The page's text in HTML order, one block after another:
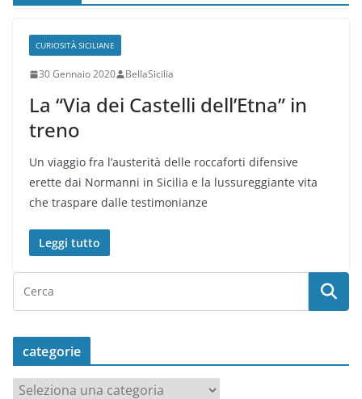
CURIOSITÀ SICILIANE
30 Gennaio 2020 BellaSicilia
La “Via dei Castelli dell’Etna” in
treno
Un viaggio fra l’austerità delle roccaforti difensive
erette dai Normanni in Sicilia e la lussureggiante vita
che traspare dalle testimonianze
Leggi tutto
categorie